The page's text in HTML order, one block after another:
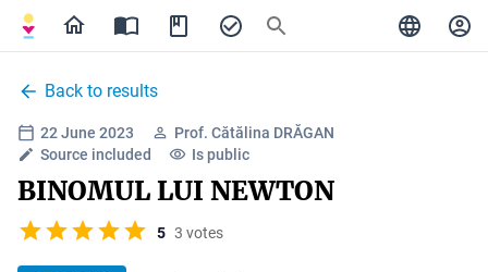
Back to results
22 June 2023
Prof. Cătălina DRĂGAN
Source included
Is public
BINOMUL LUI NEWTON
5 3 votes